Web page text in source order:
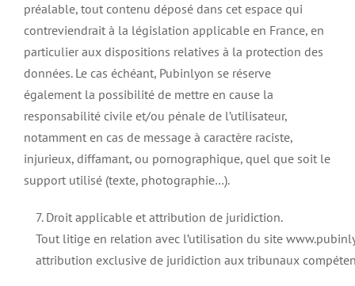
préalable, tout contenu déposé dans cet espace qui
contreviendrait à la législation applicable en France, en
particulier aux dispositions relatives à la protection des
données. Le cas échéant, Pubinlyon se réserve
également la possibilité de mettre en cause la
responsabilité civile et/ou pénale de l’utilisateur,
notamment en cas de message à caractère raciste,
injurieux, diffamant, ou pornographique, quel que soit le
support utilisé (texte, photographie…).
7. Droit applicable et attribution de juridiction.
Tout litige en relation avec l’utilisation du site
attribution exclusive de juridiction aux tribunaux